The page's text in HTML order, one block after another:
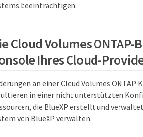
beeinträchtigen.
Cloud Volumes
Ihres Cloud-
an einer Cloud Volumes
in einer nicht unterstützten
die BlueXP erstellt und
von BlueXP verwalten.